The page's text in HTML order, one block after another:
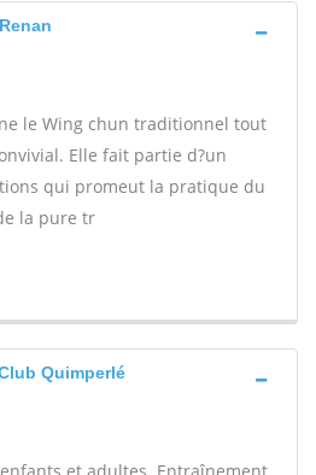
le Wing chun traditionnel tout
Elle fait partie d?un
qui promeut la pratique du
la pure tr
Quimperlé